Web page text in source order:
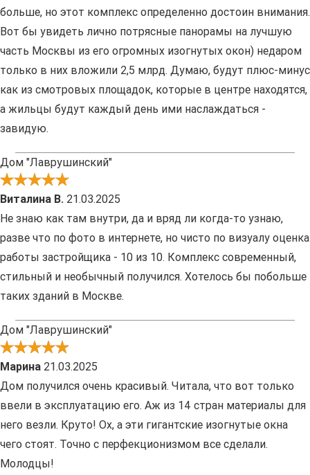
больше, но этот комплекс определенно достоин внимания.
Вот бы увидеть лично потрясные панорамы на лучшую
часть Москвы из его огромных изогнутых окон) недаром
только в них вложили 2,5 млрд. Думаю, будут плюс-минус
как из смотровых площадок, которые в центре находятся,
а жильцы будут каждый день ими наслаждаться -
завидую.
Дом "Лаврушинский"
Виталина В. 21.03.2025
Не знаю как там внутри, да и вряд ли когда-то узнаю,
разве что по фото в интернете, но чисто по визуалу оценка
работы застройщика - 10 из 10. Комплекс современный,
стильный и необычный получился. Хотелось бы побольше
таких зданий в Москве.
Дом "Лаврушинский"
Марина 21.03.2025
Дом получился очень красивый. Читала, что вот только
ввели в эксплуатацию его. Аж из 14 стран материалы для
него везли. Круто! Ох, а эти гигантские изогнутые окна
чего стоят. Точно с перфекционизмом все сделали.
Молодцы!